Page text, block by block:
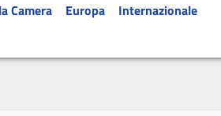
Camera Europa
Internazionale